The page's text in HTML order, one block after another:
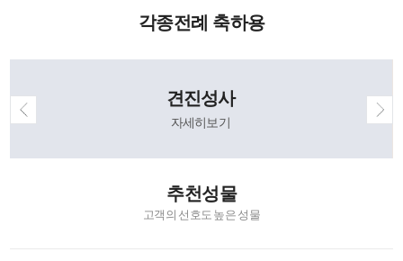
각종전례 축하용
견진성사
자세히보기
추천성물
고객의 선호도 높은 성물